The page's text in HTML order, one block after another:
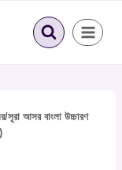
সূরা আসর বাংলা উচ্চারণ